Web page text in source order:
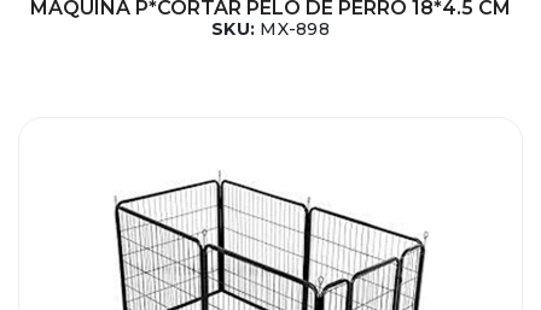
MAQUINA P*CORTAR PELO DE PERRO 18*4.5 CM
SKU: MX-898